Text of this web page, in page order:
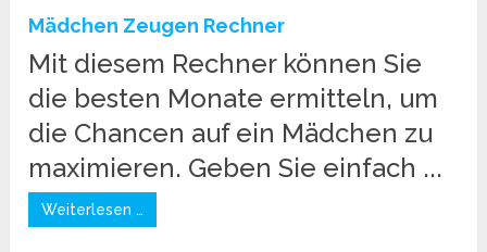
Mädchen Zeugen Rechner
Mit diesem Rechner können Sie
die besten Monate ermitteln, um
die Chancen auf ein Mädchen zu
maximieren. Geben Sie einfach ...
Weiterlesen …